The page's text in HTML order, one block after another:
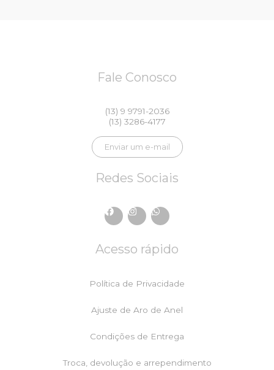
Fale Conosco
(13) 9 9791-2036
(13) 3286-4177
Enviar um e-mail
Redes Sociais
F
b
o
a
m
W
s
a
Acesso rápido
Política de Privacidade
Ajuste de Aro de Anel
Condições de Entrega
Troca, devolução e arrependimento